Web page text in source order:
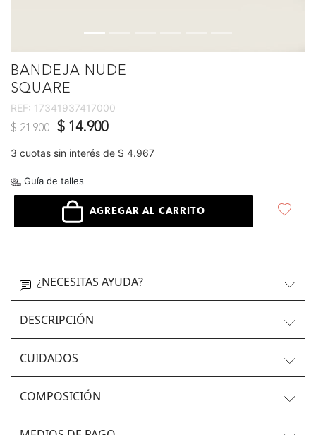
BANDEJA NUDE
SQUARE
REF: 17341937417000
Precio reducido de
$ 21.900 a$ 14.900
3 cuotas sin interés de $ 4.967
Guía de talles
AGREGAR AL CARRITO
¿NECESITAS AYUDA?
DESCRIPCIÓN
CUIDADOS
COMPOSICIÓN